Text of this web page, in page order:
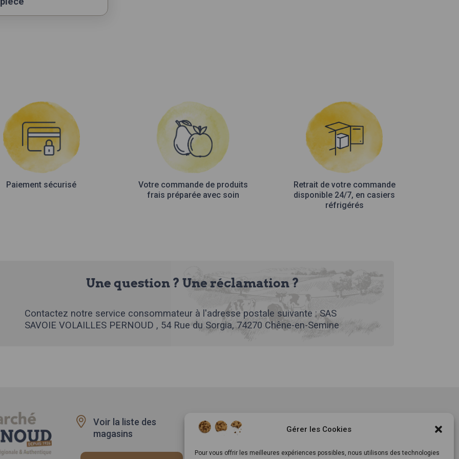
Gérer les Cookies
Pour vous offrir les meilleures expériences possibles, nous utilisons des technologies
Paiement sécurisé
Votre commande de produits
frais préparée avec soin
Retrait de votre commande
disponible 24/7, en casiers
réfrigérés
Une question ? Une réclamation ?
Contactez notre service consommateur à l'adresse postale suivante : SAS
SAVOIE VOLAILLES PERNOUD , 54 Rue du Sorgia, 74270 Chêne-en-Semine
Voir la liste des
magasins
Recrutement
Rappels
produits
Inscrivez-vous à notre